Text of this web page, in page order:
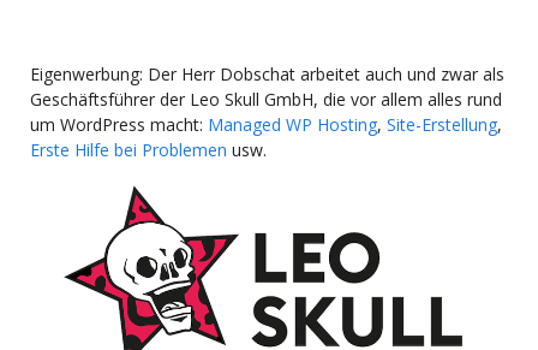
Eigenwerbung: Der Herr Dobschat arbeitet auch und zwar als
Geschäftsführer der Leo Skull GmbH, die vor allem alles rund
um WordPress macht: Managed WP Hosting, Site-Erstellung,
Erste Hilfe bei Problemen usw.